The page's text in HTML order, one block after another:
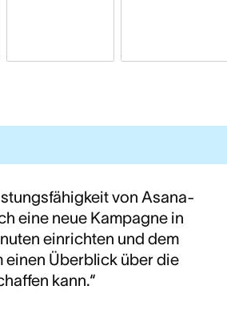
von Asana-
eine neue Kampagne in
einrichten und dem
einen Überblick über die
kann.“